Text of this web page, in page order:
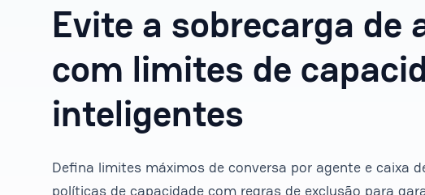
Evite a sobrecarga de
com limites de
inteligentes
Defina limites máximos de conversa por agente e caixa
políticas de capacidade com regras de exclusão para